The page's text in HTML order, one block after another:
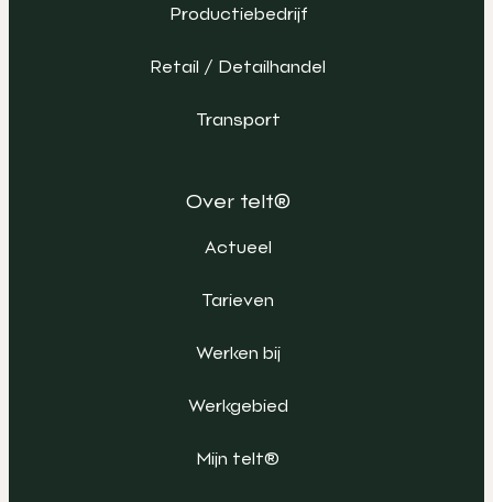
Productiebedrijf
Retail / Detailhandel
Transport
Over telt®
Actueel
Tarieven
Werken bij
Werkgebied
Mijn telt®